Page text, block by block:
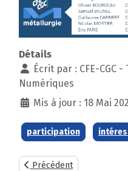
Détails
Écrit par : CFE-CGC
Numériques
Mis à jour : 18 Mai
participation
Article précédent :
Précédent